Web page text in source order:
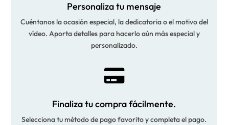
Personaliza tu mensaje
Cuéntanos la ocasión especial, la dedicatoria o el motivo del
vídeo. Aporta detalles para hacerlo aún más especial y
personalizado.

Finaliza tu compra fácilmente.
Selecciona tu método de pago favorito y completa el pago.